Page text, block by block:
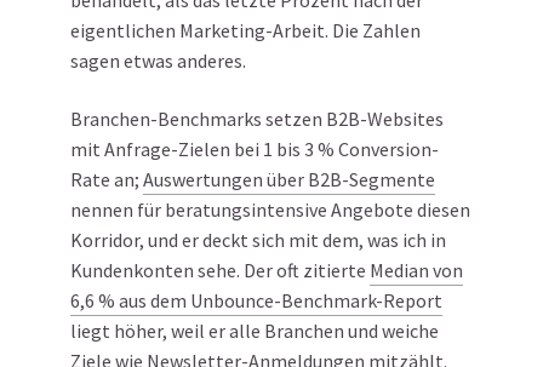
eigentlichen Marketing-Arbeit. Die Zahlen
sagen etwas anderes.
Branchen-Benchmarks setzen B2B-Websites
mit Anfrage-Zielen bei 1 bis 3 % Conversion-
Rate an; Auswertungen über B2B-Segmente
nennen für beratungsintensive Angebote diesen
Korridor, und er deckt sich mit dem, was ich in
Kundenkonten sehe. Der oft zitierte Median von
6,6 % aus dem Unbounce-Benchmark-Report
liegt höher, weil er alle Branchen und weiche
Ziele wie Newsletter-Anmeldungen mitzählt.